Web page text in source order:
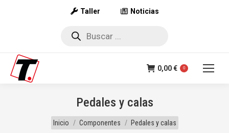
Taller Noticias
Búsqueda
0,00€ 0
Pedales y calas
Estás aquí:
Inicio Componentes Pedales y calas